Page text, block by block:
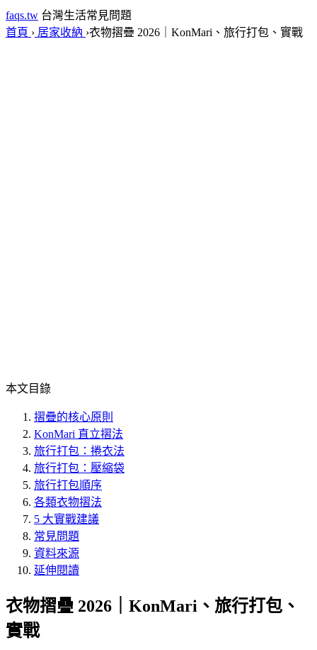
faqs.tw 台灣生活常見問題
首頁 › 居家收納 ›衣物摺疊 2026｜KonMari、旅行打包、實戰
本文目錄
摺疊的核心原則
KonMari 直立摺法
旅行打包：捲衣法
旅行打包：壓縮袋
旅行打包順序
各類衣物摺法
5 大實戰建議
常見問題
資料來源
延伸閱讀
衣物摺疊 2026｜KonMari、旅行打包、
實戰